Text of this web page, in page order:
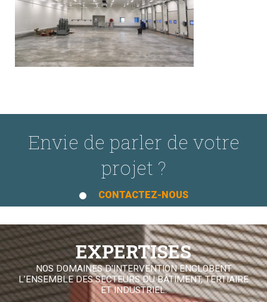
Envie de parler de votre
projet ?
CONTACTEZ-NOUS
EXPERTISES
NOS DOMAINES D'INTERVENTION ENGLOBENT
L’ENSEMBLE DES SECTEURS DU BÂTIMENT, TERTIAIRE
ET INDUSTRIEL.